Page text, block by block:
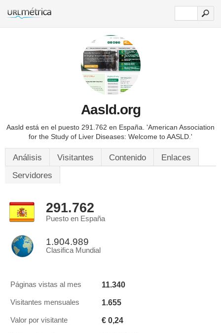
Aasld.org
Aasld está en el puesto 291.762 en España. 'American Association
for the Study of Liver Diseases: Welcome to AASLD.'
Análisis Visitantes Contenido
Enlaces
Servidores
291.762
Puesto en España
1.904.989
Clasifica Mundial
Páginas vistas al mes 11.340
Visitantes mensuales 1.655
Valor por visitante € 0,24